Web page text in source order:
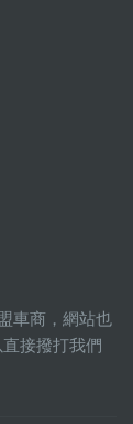
車商，網站也
接撥打我們